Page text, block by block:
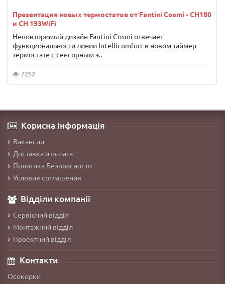
Презентация новых термостатов от Fantini Cosmi - CH180
и CH 193WiFi
Неповторимый дизайн Fantini Cosmi отвечает
функциональности линии Intellicomfort в новом таймер-
термостате с сенсорным э..
7252
Корисна інформація
Вакансии
Доставка и оплата
Политика Безопасности
Условия соглашения
Відділи компанії
Сервісний відділ
Монтажний відділ
Проектний відділ
Контакти
Осокорки